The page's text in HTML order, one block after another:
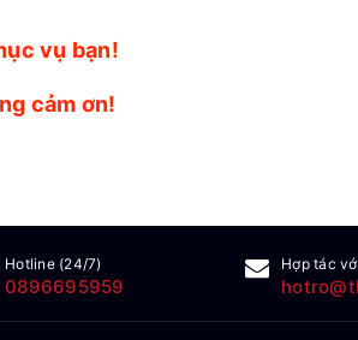
vụ bạn!
cảm ơn!
Hotline (24/7)
0896695959
Hợp tác